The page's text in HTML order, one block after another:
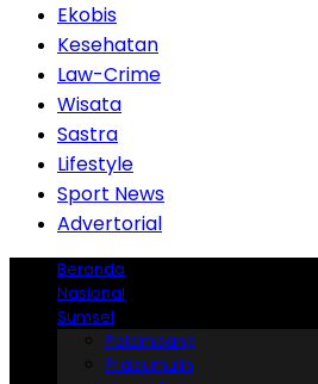
Ekobis
Kesehatan
Law-Crime
Wisata
Sastra
Lifestyle
Sport News
Advertorial
Beranda
Nasional
Sumsel
Palembang
Prabumulih